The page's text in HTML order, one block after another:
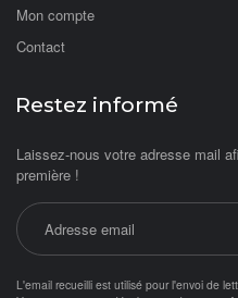
Mon compte
Contact
Restez informé
Laissez-nous votre adresse mail
première !
Adresse email
L'email recueilli est utilisé pour l'envoi de